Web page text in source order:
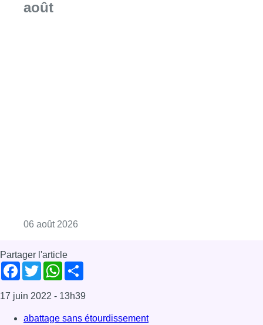
août
06 août 2026
Partager l'article
Facebook
TwitterWhatsApp
17 juin 2022 - 13h39
abattage sans étourdissement